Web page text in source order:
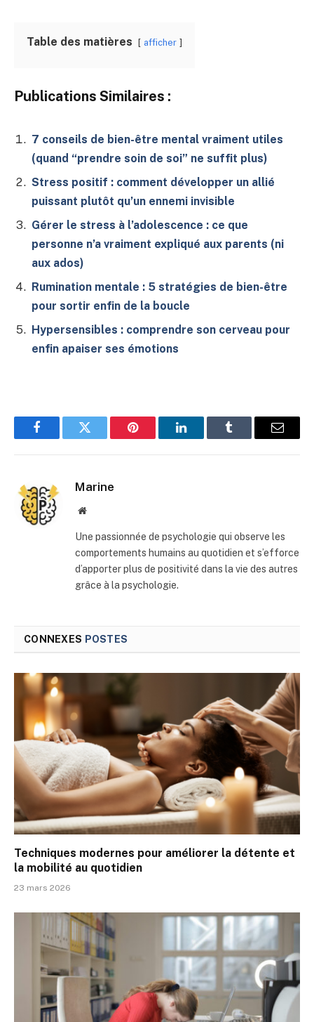
Table des matières afficher
Publications Similaires :
7 conseils de bien-être mental vraiment utiles
(quand “prendre soin de soi” ne suffit plus)
Stress positif : comment développer un allié
puissant plutôt qu’un ennemi invisible
Gérer le stress à l’adolescence : ce que
personne n’a vraiment expliqué aux parents (ni
aux ados)
Rumination mentale : 5 stratégies de bien-être
pour sortir enfin de la boucle
Hypersensibles : comprendre son cerveau pour
enfin apaiser ses émotions
FacebookTwitter Pinterest LinkedInTumblr
E-
Marine
Site
Une passionnée de psychologie qui observe les
comportements humains au quotidien et s’efforce
d’apporter plus de positivité dans la vie des autres
grâce à la psychologie.
CONNEXES POSTES
Techniques modernes pour améliorer la détente et
la mobilité au quotidien
23 mars 2026